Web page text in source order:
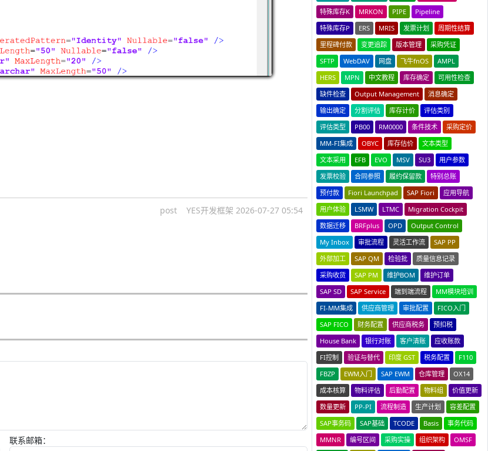
post YES开发框架 2026-07-27 05:54
联系邮箱：
特殊库存K
MRKON PIPE
Pipeline
特殊库存P
ERS MRIS 发票计划
周期性结算
里程碑付款
变更追踪 版本管理
采购凭证
SFTP
WebDAV 网盘 飞牛fnOS
AMPL
HERS
MPN 中文教程 库存确定
可用性检查
缺件检查
Output Management
消息确定
输出确定
分割评估 库存计价
评估类别
评估类型
PB00 RM0000 条件技术
采购定价
MM-FI集成
OBYC 库存估价
文本类型
文本采用
EFB EVO MSV SU3
用户参数
发票校验
合同参照 履约保留款
特别总账
预付款
Fiori Launchpad SAP Fiori
应用导航
用户体验
LSMW LTMC
Migration Cockpit
数据迁移
BRFplus OPD
Output Control
My Inbox
审批流程 灵活工作流
SAP PP
外部加工
SAP QM 检验批
质量信息记录
采购收货
SAP PM 维护BOM
维护订单
SAP SD
SAP Service 端到端流程
MM模块培训
FI-MM集成
供应商管理 审批配置
FICO入门
SAP FICO
财务配置 供应商税务
预扣税
House Bank
银行对账 客户清账
应收账款
FI控制
验证与替代 印度 GST 税务配置
F110
FBZP
EWM入门 SAP EWM 仓库管理
OX14
成本核算
物料评估 后勤配置 物料组
价值更新
数量更新
PP-PI 流程制造 生产计划
容差配置
SAP事务码
SAP基础 TCODE Basis
事务代码
MMNR
编号区间 采购实操 组织架构
OMSF